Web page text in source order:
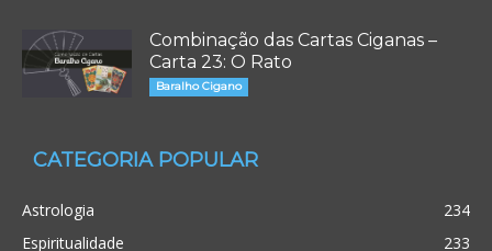
Combinação das Cartas Ciganas –
Carta 23: O Rato
Baralho Cigano
CATEGORIA POPULAR
Astrologia
234
Espiritualidade
233